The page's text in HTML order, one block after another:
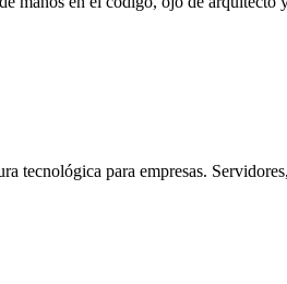
tecnológica para empresas.